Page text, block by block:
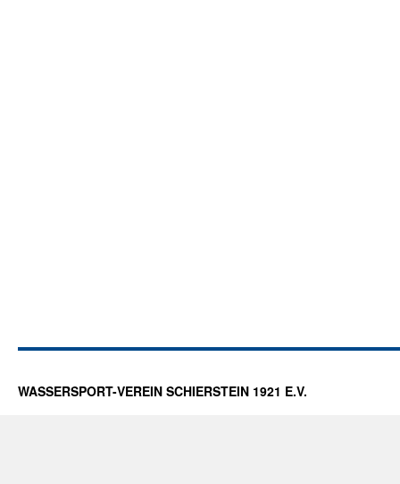
WASSERSPORT-VEREIN SCHIERSTEIN 1921 E.V.